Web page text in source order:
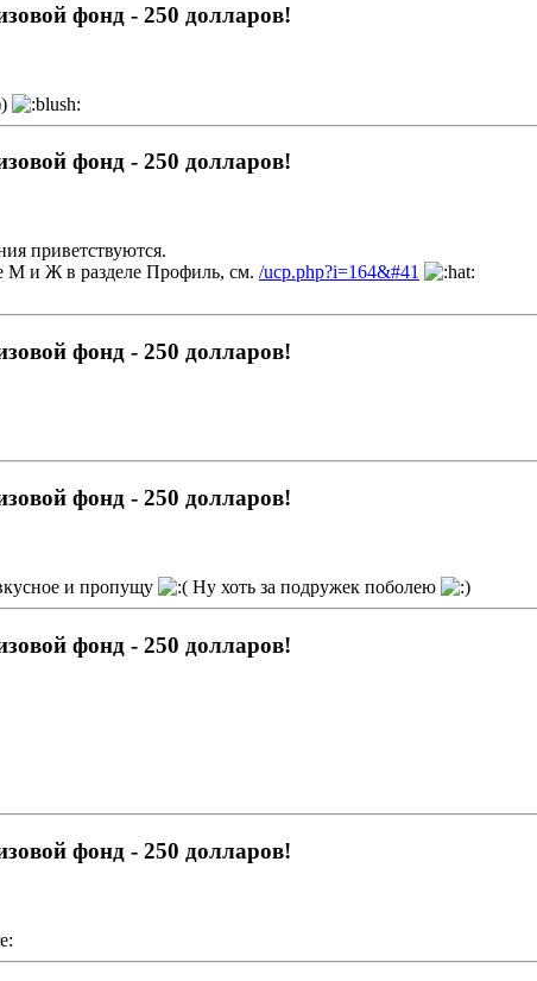
фонд - 250 долларов!
фонд - 250 долларов!
приветствуются.
М и Ж в разделе Профиль, см. /ucp.php?i=164&#41
фонд - 250 долларов!
фонд - 250 долларов!
и пропущу
Ну хоть за подружек поболею
фонд - 250 долларов!
фонд - 250 долларов!